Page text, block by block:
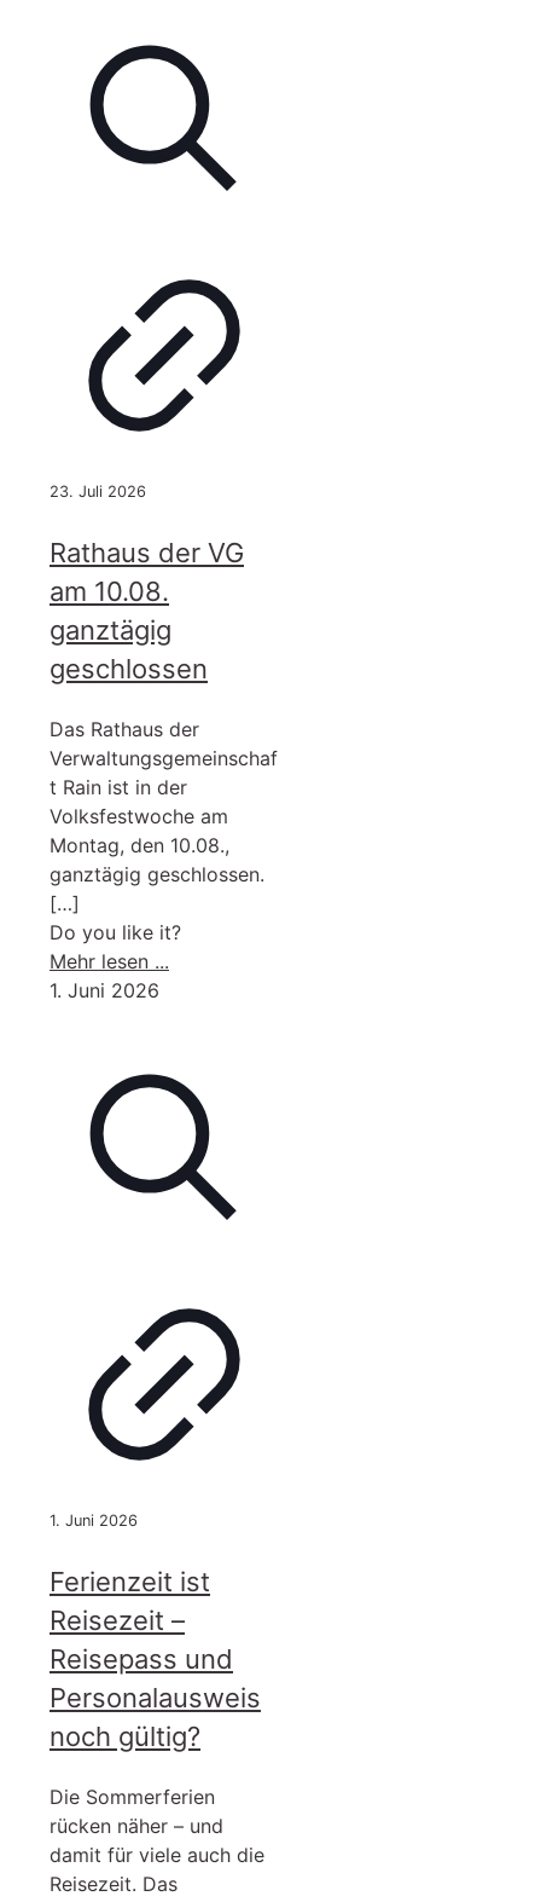
23. Juli 2026
Rathaus der VG
am 10.08.
ganztägig
geschlossen
Das Rathaus der
Verwaltungsgemeinschaf
t Rain ist in der
Volksfestwoche am
Montag, den 10.08.,
ganztägig geschlossen.
[…]
Do you like it?
Mehr lesen ...
am
10.08.
ganztägig
geschlossen
1. Juni 2026
1. Juni 2026
Ferienzeit ist
Reisezeit –
Reisepass und
Personalausweis
noch gültig?
Die Sommerferien
rücken näher – und
damit für viele auch die
Reisezeit. Das